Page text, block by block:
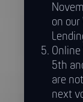
on our
5th
are
next